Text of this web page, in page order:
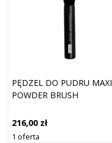
PĘDZEL DO PUDRU MAXI
POWDER BRUSH
216,00 zł
1 oferta